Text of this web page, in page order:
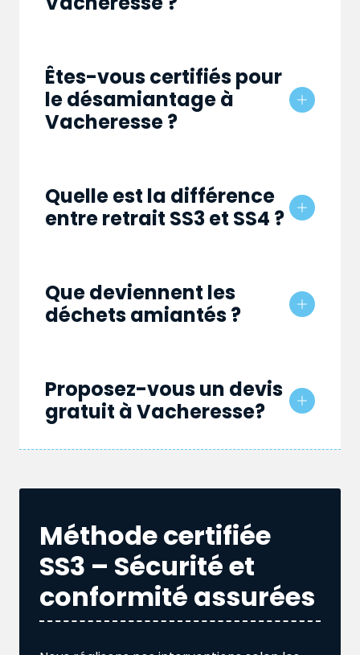
Êtes-vous certifiés pour
le désamiantage à
Vacheresse ?
Quelle est la différence
entre retrait SS3 et SS4 ?
Que deviennent les
déchets amiantés ?
Proposez-vous un devis
gratuit à Vacheresse?
Méthode certifiée
SS3 – Sécurité et
conformité assurées